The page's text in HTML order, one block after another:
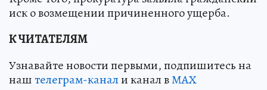
иск о возмещении причиненного ущерба.
К ЧИТАТЕЛЯМ
Узнавайте новости первыми, подпишитесь на
наштелеграм-канали канал вМАХ